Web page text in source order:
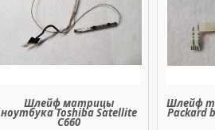
Шлейф матрицы
ноутбука Toshiba Satellite
C660
Шлейф
Packard